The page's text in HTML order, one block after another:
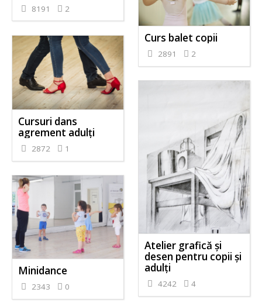
8191 2
Curs balet copii
2891 2
Cursuri dans
agrement adulți
2872 1
Atelier grafică și
desen pentru copii și
adulți
4242 4
Minidance
2343 0